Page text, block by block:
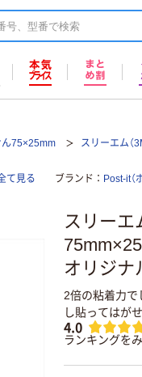
75×25mm スリーエム（
て見る ブランド Post-it（
スリーエ
オリジナ
2倍の粘着力で
し貼ってはが
4.0
ランキングを